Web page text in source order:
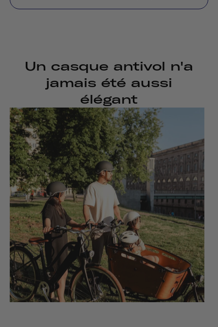
Un casque antivol n'a
jamais été aussi
élégant